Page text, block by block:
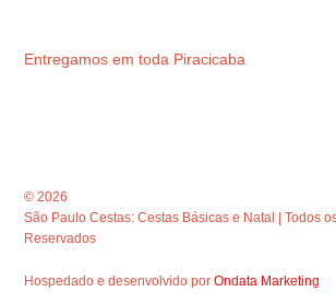
Entregamos em toda Piracicaba
© 2026
São Paulo Cestas: Cestas Básicas e Natal | Todos
Reservados
Hospedado e desenvolvido porOndata Marketing